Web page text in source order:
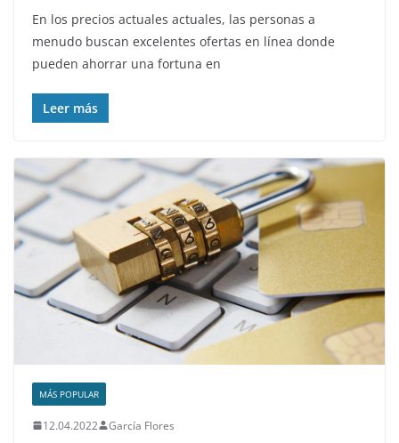
En los precios actuales actuales, las personas a
menudo buscan excelentes ofertas en línea donde
pueden ahorrar una fortuna en
Leer más
MÁS POPULAR
12.04.2022 García Flores